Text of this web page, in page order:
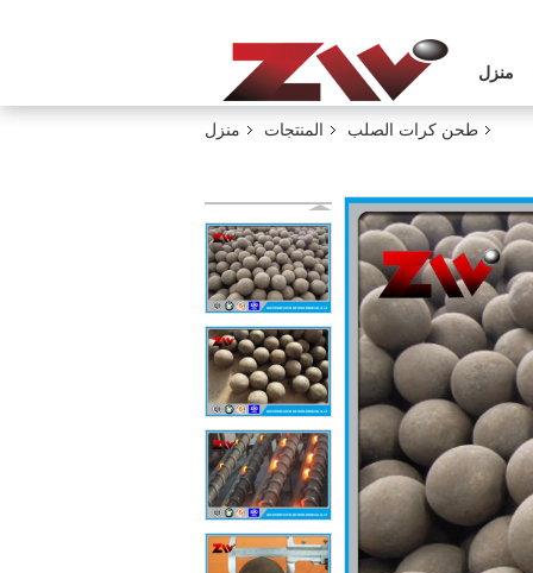
منزل
منزل المنتجات طحن كرات الصلب